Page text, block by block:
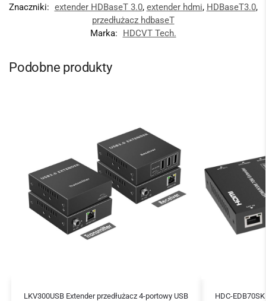
Znaczniki: extender HDBaseT 3.0, extender hdmi, HDBaseT3.0,
przedłużacz hdbaseT
Marka:
HDCVT Tech.
Podobne produkty
LKV300USB Extender przedłużacz 4-portowy USB
HDC-